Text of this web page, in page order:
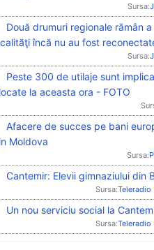
Sursa:
Două drumuri regionale rămân
încă nu au fost
Sursa:
Peste 300 de utilaje sunt
la aceasta ora - FOTO
Afacere de succes pe bani
Moldova
Sursa:
Cantemir: Elevii gimnaziului din
Sursa:
Un nou serviciu social la
Sursa: